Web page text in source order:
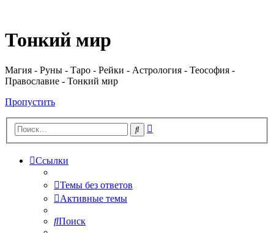
Тонкий мир
Магия - Руны - Таро - Рейки - Астрология - Теософия -
Православие - Тонкий мир
Пропустить
Поиск
Ссылки
Темы без ответов
Активные темы
Поиск